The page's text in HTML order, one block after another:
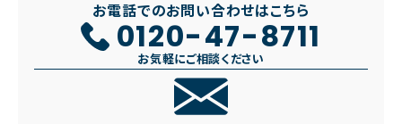
お電話でのお問い合わせはこちら
0120-47-8711
お気軽にご相談ください